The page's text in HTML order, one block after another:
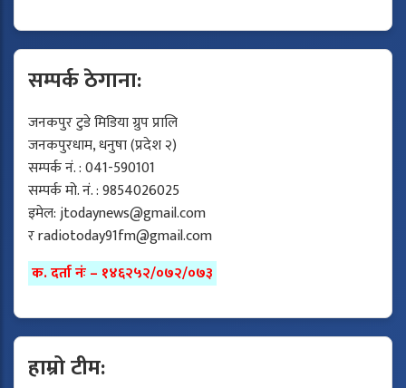
सम्पर्क ठेगाना:
जनकपुर टुडे मिडिया ग्रुप प्रालि
जनकपुरधाम, धनुषा (प्रदेश २)
सम्पर्क नं. : 041-590101
सम्पर्क मो. नं. : 9854026025
इमेल:jtodaynews@gmail.com
रradiotoday91fm@gmail.com
क. दर्ता नंः – १४६२५२/०७२/०७३
हाम्रो टीम: